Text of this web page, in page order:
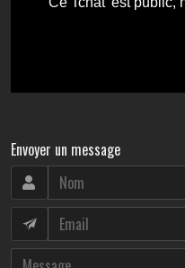
Envoyer un message